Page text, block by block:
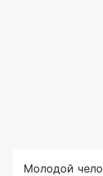
Молодой